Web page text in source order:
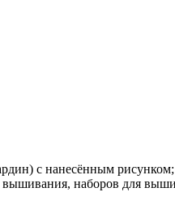
с нанесённым
наборов для